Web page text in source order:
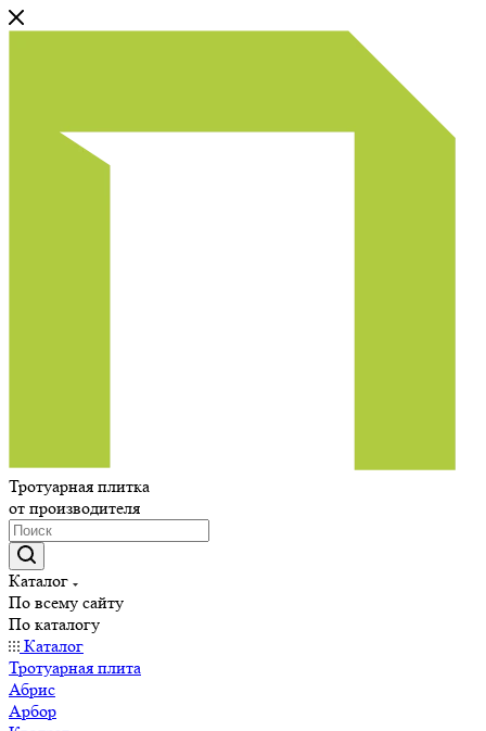
Тротуарная плитка
от производителя
Каталог
По всему сайту
По каталогу
Каталог
Тротуарная плита
Абрис
Арбор